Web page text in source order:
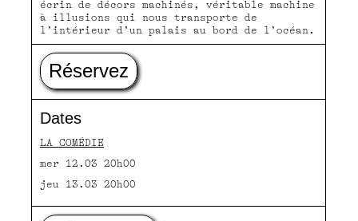
écrin de décors machinés, véritable machine
à illusions qui nous transporte de
l’intérieur d’un palais au bord de l’océan.
Réservez
Dates
LA COMÉDIE
mer 12.03 20h00
jeu 13.03 20h00